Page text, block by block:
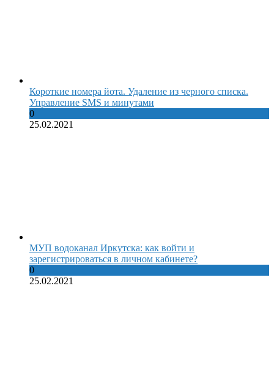
Короткие номера йота. Удаление из черного списка.
Управление SMS и минутами
0
25.02.2021
МУП водоканал Иркутска: как войти и
зарегистрироваться в личном кабинете?
0
25.02.2021